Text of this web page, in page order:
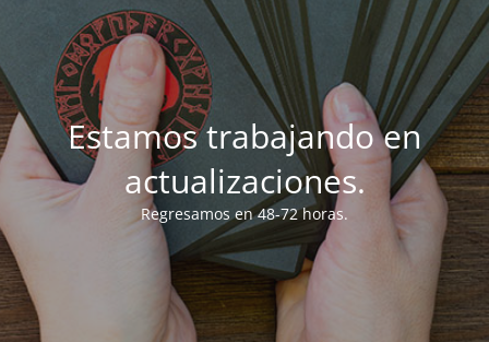
Estamos trabajando en
actualizaciones.
Regresamos en 48-72 horas.